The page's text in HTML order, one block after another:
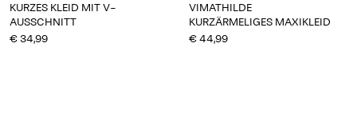
KURZES KLEID MIT V-
AUSSCHNITT
€ 34,99
VIMATHILDE
KURZÄRMELIGES MAXIKLEID
€ 44,99